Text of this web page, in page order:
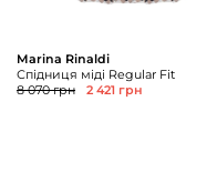
Marina Rinaldi
Спідниця міді Regular Fit
8 070 грн
2 421 грн